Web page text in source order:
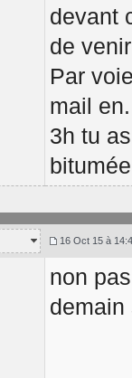
devant
de
Par
mail
3h tu
16 Oct 15 à
non
demain